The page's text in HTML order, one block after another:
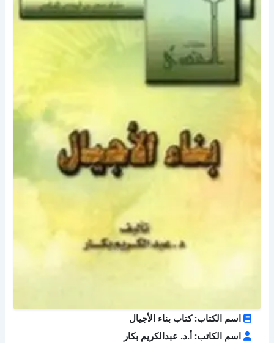
اسم الكتاب: كتاب بناء الأجيال
اسم الكاتب: أ.د. عبدالكريم بكار